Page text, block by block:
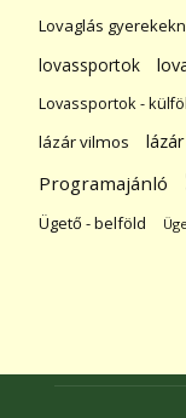
Lovaglás
lovassportok
Lovassportok -
lázár vilmos
Programajánló
Ügető - belföld